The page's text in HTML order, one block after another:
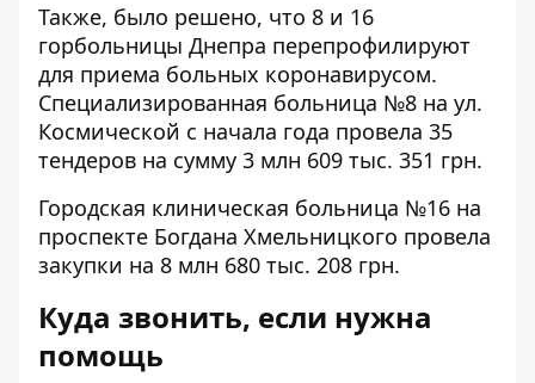
Также, было решено, что 8 и 16
горбольницы Днепра перепрофилируют
для приема больных коронавирусом.
Специализированная больница №8 на ул.
Космической с начала года провела 35
тендеров на сумму 3 млн 609 тыс. 351 грн.
Городская клиническая больница №16 на
проспекте Богдана Хмельницкого провела
закупки на 8 млн 680 тыс. 208 грн.
Куда звонить, если нужна
помощь